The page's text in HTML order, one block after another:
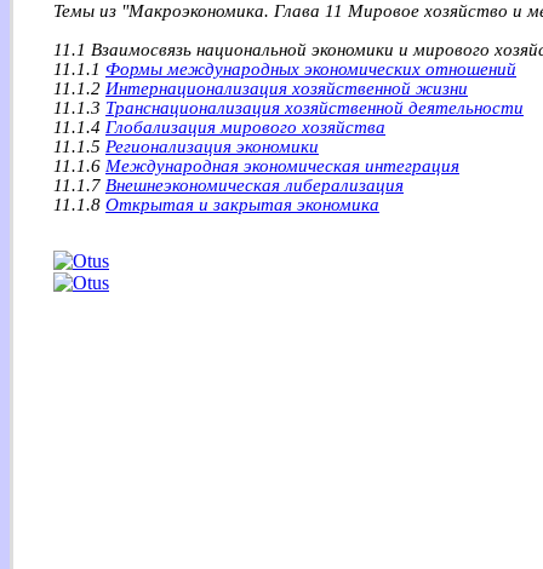
Темы из "Макроэкономика. Глава 11 Мировое хозяйство и
11.1 Взаимосвязь национальной экономики и мирового
11.1.1 Формы международных экономических отношений
11.1.2 Интернационализация хозяйственной жизни
11.1.3 Транснационализация хозяйственной деятельности
11.1.4 Глобализация мирового хозяйства
11.1.5 Регионализация экономики
11.1.6 Международная экономическая интеграция
11.1.7 Внешнеэкономическая либерализация
11.1.8 Открытая и закрытая экономика